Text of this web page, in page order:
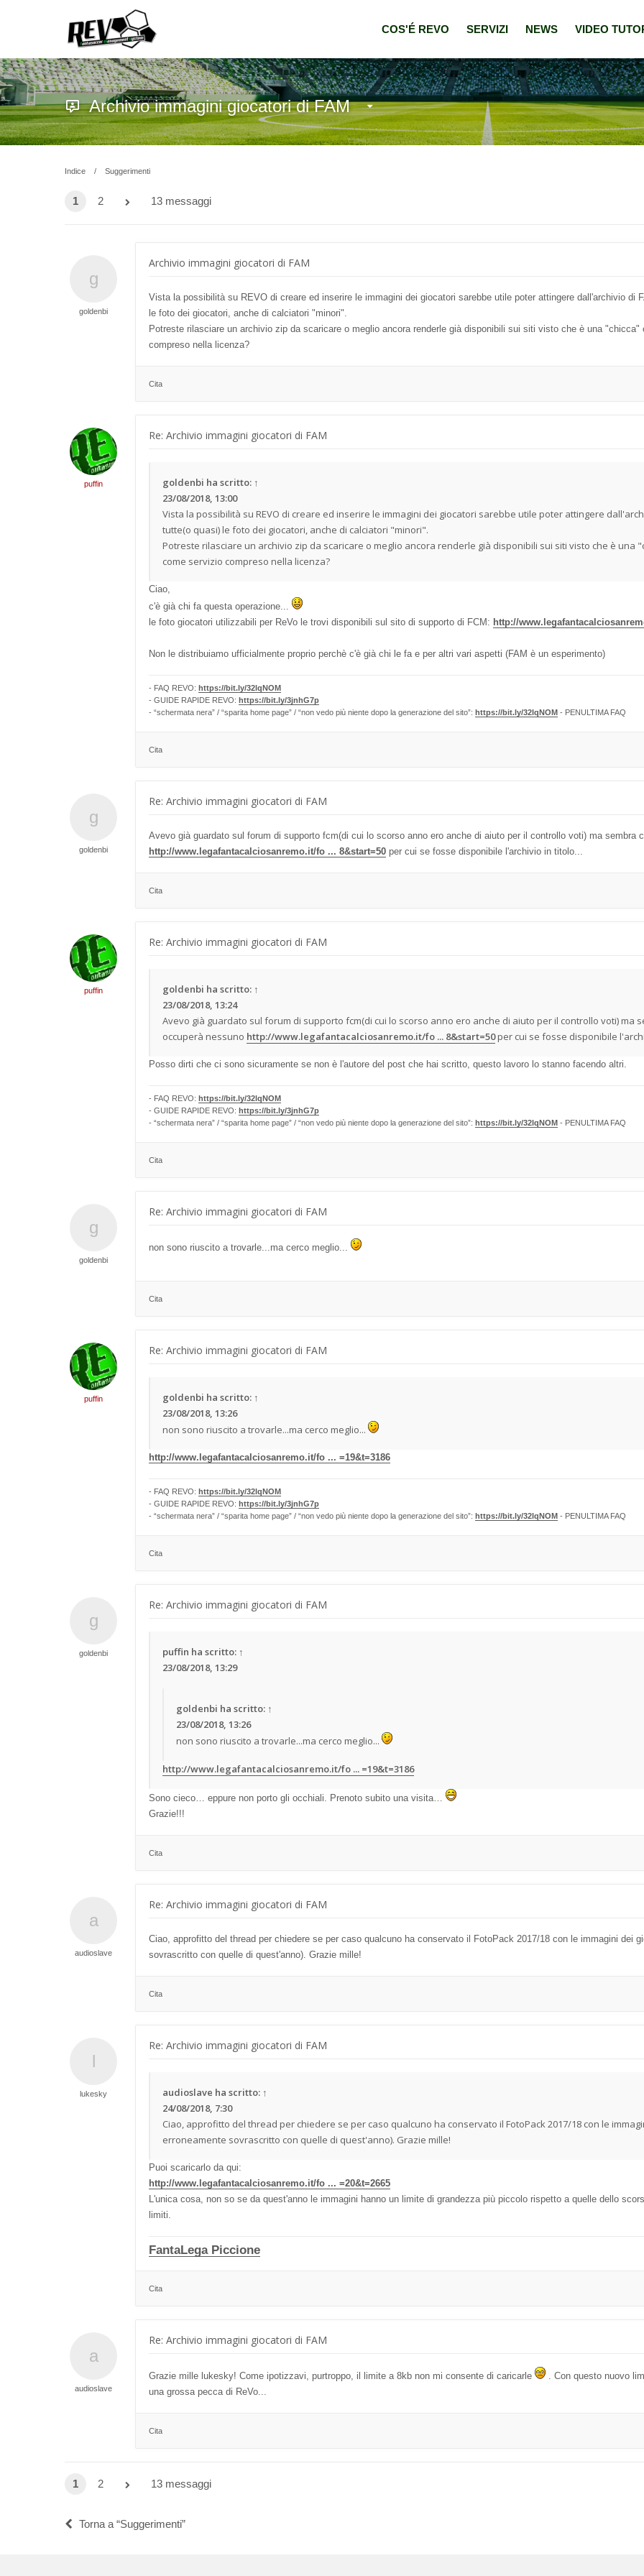
COS'É REVO SERVIZI NEWS VIDEO
Archivio immagini giocatori di FAM
Indice Suggerimenti
1 2 13 messaggi
goldenbi
Archivio immagini giocatori di FAM
Vista la possibilità su REVO di creare ed inserire le immagini dei giocatori sarebbe utile poter attingere dall'archivio di
le foto dei giocatori, anche di calciatori "minori".
Potreste rilasciare un archivio zip da scaricare o meglio ancora renderle già disponibili sui siti visto che è una
compreso nella licenza?
Cita
puffin
Re: Archivio immagini giocatori di FAM
goldenbi ha scritto: ↑
23/08/2018, 13:00
Vista la possibilità su REVO di creare ed inserire le immagini dei giocatori sarebbe utile poter attingere
tutte(o quasi) le foto dei giocatori, anche di calciatori "minori".
Potreste rilasciare un archivio zip da scaricare o meglio ancora renderle già disponibili sui siti visto che è
come servizio compreso nella licenza?
Ciao,
c'è già chi fa questa operazione...
le foto giocatori utilizzabili per ReVo le trovi disponibili sul sito di supporto di FCM: http://
Non le distribuiamo ufficialmente proprio perchè c'è già chi le fa e per altri vari aspetti (FAM è un esperimento)
- FAQ REVO: https://bit.ly/32lqNOM
- GUIDE RAPIDE REVO: https://bit.ly/3jnhG7p
- “schermata nera” / “sparita home page” / “non vedo più niente dopo la generazione del sito”: https://bit.ly/32lqNOM - PENULTIMA FAQ
Cita
goldenbi
Re: Archivio immagini giocatori di FAM
Avevo già guardato sul forum di supporto fcm(di cui lo scorso anno ero anche di aiuto per il controllo voti) ma sembra
http://www.legafantacalciosanremo.it/fo ... 8&start=50 per cui se fosse disponibile l'archivio in titolo...
Cita
puffin
Re: Archivio immagini giocatori di FAM
goldenbi ha scritto: ↑
23/08/2018, 13:24
Avevo già guardato sul forum di supporto fcm(di cui lo scorso anno ero anche di aiuto per il controllo voti) ma
occuperà nessuno http://www.legafantacalciosanremo.it/fo ... 8&start=50per cui se fosse disponibile
Posso dirti che ci sono sicuramente se non è l'autore del post che hai scritto, questo lavoro lo stanno facendo altri.
- FAQ REVO: https://bit.ly/32lqNOM
- GUIDE RAPIDE REVO: https://bit.ly/3jnhG7p
- “schermata nera” / “sparita home page” / “non vedo più niente dopo la generazione del sito”: https://bit.ly/32lqNOM - PENULTIMA FAQ
Cita
goldenbi
Re: Archivio immagini giocatori di FAM
non sono riuscito a trovarle...ma cerco meglio...
Cita
puffin
Re: Archivio immagini giocatori di FAM
goldenbi ha scritto: ↑
23/08/2018, 13:26
non sono riuscito a trovarle...ma cerco meglio...
http://www.legafantacalciosanremo.it/fo ... =19&t=3186
- FAQ REVO: https://bit.ly/32lqNOM
- GUIDE RAPIDE REVO: https://bit.ly/3jnhG7p
- “schermata nera” / “sparita home page” / “non vedo più niente dopo la generazione del sito”: https://bit.ly/32lqNOM - PENULTIMA FAQ
Cita
goldenbi
Re: Archivio immagini giocatori di FAM
puffin ha scritto: ↑
23/08/2018, 13:29
goldenbi ha scritto: ↑
23/08/2018, 13:26
non sono riuscito a trovarle...ma cerco meglio...
http://www.legafantacalciosanremo.it/fo ... =19&t=3186
Sono cieco… eppure non porto gli occhiali. Prenoto subito una visita…
Grazie!!!
Cita
audioslave
Re: Archivio immagini giocatori di FAM
Ciao, approfitto del thread per chiedere se per caso qualcuno ha conservato il FotoPack 2017/18 con le immagini dei
sovrascritto con quelle di quest'anno). Grazie mille!
Cita
lukesky
Re: Archivio immagini giocatori di FAM
audioslave ha scritto: ↑
24/08/2018, 7:30
Ciao, approfitto del thread per chiedere se per caso qualcuno ha conservato il FotoPack 2017/18 con le
erroneamente sovrascritto con quelle di quest'anno). Grazie mille!
Puoi scaricarlo da qui:
http://www.legafantacalciosanremo.it/fo ... =20&t=2665
L'unica cosa, non so se da quest'anno le immagini hanno un limite di grandezza più piccolo rispetto a quelle dello
limiti.
FantaLega Piccione
Cita
audioslave
Re: Archivio immagini giocatori di FAM
Grazie mille lukesky! Come ipotizzavi, purtroppo, il limite a 8kb non mi consente di caricarle
. Con questo nuovo
una grossa pecca di ReVo...
Cita
1 2 13 messaggi
Torna a “Suggerimenti”